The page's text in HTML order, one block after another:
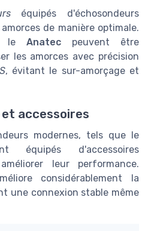
équipés d'échosondeurs
de manière optimale.
le Anatecpeuvent être
les amorces avec précision
, évitant le sur-amorçage et
accessoires
modernes, tels que le
équipés d'accessoires
leur performance.
considérablement la
une connexion stable même